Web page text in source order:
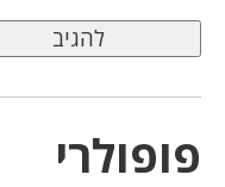
פופולרי